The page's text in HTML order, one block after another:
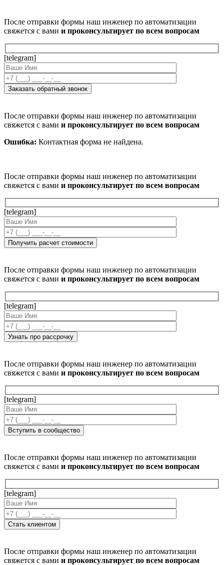
После отправки формы наш инженер по автоматизации
свяжется с вами и проконсультирует по всем вопросам
[telegram]
После отправки формы наш инженер по автоматизации
свяжется с вами и проконсультирует по всем вопросам
Ошибка: Контактная форма не найдена.
После отправки формы наш инженер по автоматизации
свяжется с вами и проконсультирует по всем вопросам
[telegram]
После отправки формы наш инженер по автоматизации
свяжется с вами и проконсультирует по всем вопросам
[telegram]
После отправки формы наш инженер по автоматизации
свяжется с вами и проконсультирует по всем вопросам
[telegram]
После отправки формы наш инженер по автоматизации
свяжется с вами и проконсультирует по всем вопросам
[telegram]
После отправки формы наш инженер по автоматизации
свяжется с вами и проконсультирует по всем вопросам